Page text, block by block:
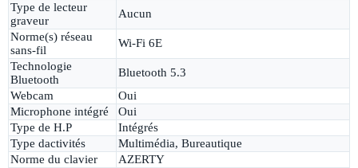
Type de lecteur
graveur
Aucun
Norme(s) réseau
sans-fil
Wi-Fi 6E
Technologie
Bluetooth
Bluetooth 5.3
Webcam
Oui
Microphone intégré
Oui
Type de H.P
Intégrés
Type dactivités
Multimédia, Bureautique
Norme du clavier
AZERTY